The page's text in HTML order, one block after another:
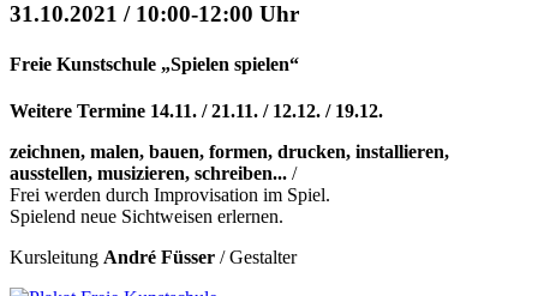
31.10.2021 / 10:00-12:00 Uhr
Freie Kunstschule „Spielen spielen“
Weitere Termine 14.11. / 21.11. / 12.12. / 19.12.
zeichnen, malen, bauen, formen, drucken, installieren,
ausstellen, musizieren, schreiben... /
Frei werden durch Improvisation im Spiel.
Spielend neue Sichtweisen erlernen.
Kursleitung André Füsser / Gestalter